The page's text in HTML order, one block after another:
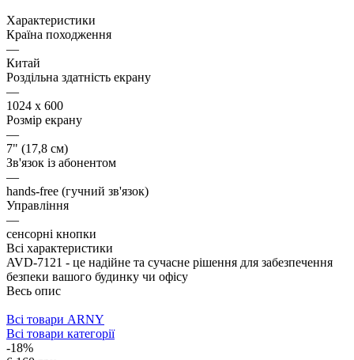
Характеристики
Країна походження
—
Китай
Роздільна здатність екрану
—
1024 x 600
Розмір екрану
—
7" (17,8 см)
Зв'язок із абонентом
—
hands-free (гучний зв'язок)
Управління
—
сенсорні кнопки
Всі характеристики
AVD-7121 - це надійне та сучасне рішення для забезпечення
безпеки вашого будинку чи офісу
Весь опис
Всі товари ARNY
Всі товари категорії
-18%